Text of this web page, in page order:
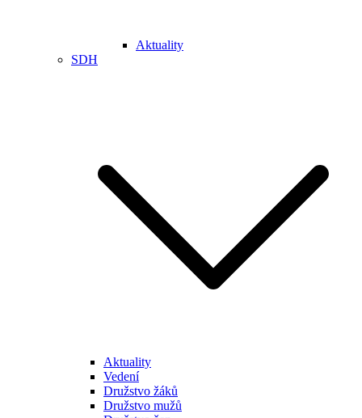
Aktuality
SDH
Aktuality
Vedení
Družstvo žáků
Družstvo mužů